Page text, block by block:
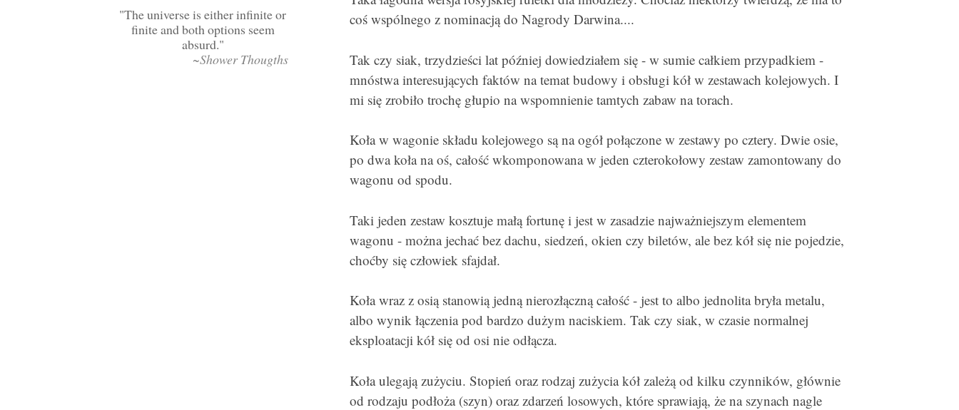
coś wspólnego z nominacją do Nagrody Darwina....
Tak czy siak, trzydzieści lat później dowiedziałem się - w sumie całkiem przypadkiem -
mnóstwa interesujących faktów na temat budowy i obsługi kół w zestawach kolejowych. I
mi się zrobiło trochę głupio na wspomnienie tamtych zabaw na torach.
Koła w wagonie składu kolejowego są na ogół połączone w zestawy po cztery. Dwie osie,
po dwa koła na oś, całość wkomponowana w jeden czterokołowy zestaw zamontowany do
wagonu od spodu.
Taki jeden zestaw kosztuje małą fortunę i jest w zasadzie najważniejszym elementem
wagonu - można jechać bez dachu, siedzeń, okien czy biletów, ale bez kół się nie pojedzie,
choćby się człowiek sfajdał.
Koła wraz z osią stanowią jedną nierozłączną całość - jest to albo jednolita bryła metalu,
albo wynik łączenia pod bardzo dużym naciskiem. Tak czy siak, w czasie normalnej
eksploatacji kół się od osi nie odłącza.
Koła ulegają zużyciu. Stopień oraz rodzaj zużycia kół zależą od kilku czynników, głównie
od rodzaju podłoża (szyn) oraz zdarzeń losowych, które sprawiają, że na szynach nagle
The universe is either infinite or
finite and both options seem
absurd.
~Shower Thougths